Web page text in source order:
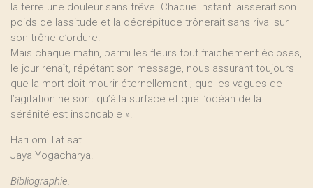
la terre une douleur sans trêve. Chaque instant laisserait son
poids de lassitude et la décrépitude trônerait sans rival sur
son trône d’ordure.
Mais chaque matin, parmi les fleurs tout fraichement écloses,
le jour renaît, répétant son message, nous assurant toujours
que la mort doit mourir éternellement ; que les vagues de
l’agitation ne sont qu’à la surface et que l’océan de la
sérénité est insondable ».
Hari om Tat sat
Jaya Yogacharya.
Bibliographie.